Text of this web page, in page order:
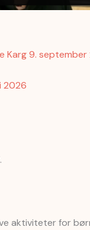
Karg 9.
2026
aktiviteter for